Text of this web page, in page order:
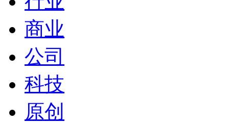
商业
公司
科技
原创